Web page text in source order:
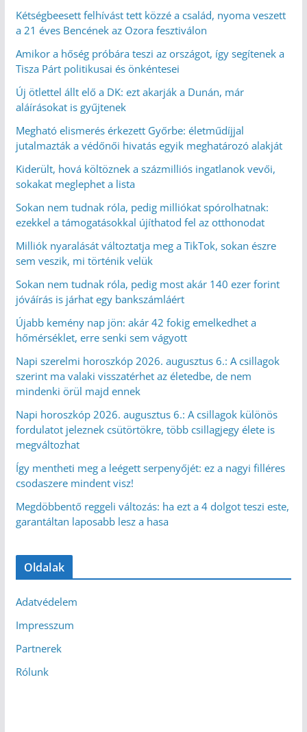
Kétségbeesett felhívást tett közzé a család, nyoma veszett
a 21 éves Bencének az Ozora fesztiválon
Amikor a hőség próbára teszi az országot, így segítenek a
Tisza Párt politikusai és önkéntesei
Új ötlettel állt elő a DK: ezt akarják a Dunán, már
aláírásokat is gyűjtenek
Megható elismerés érkezett Győrbe: életműdíjjal
jutalmazták a védőnői hivatás egyik meghatározó alakját
Kiderült, hová költöznek a százmilliós ingatlanok vevői,
sokakat meglephet a lista
Sokan nem tudnak róla, pedig milliókat spórolhatnak:
ezekkel a támogatásokkal újíthatod fel az otthonodat
Milliók nyaralását változtatja meg a TikTok, sokan észre
sem veszik, mi történik velük
Sokan nem tudnak róla, pedig most akár 140 ezer forint
jóváírás is járhat egy bankszámláért
Újabb kemény nap jön: akár 42 fokig emelkedhet a
hőmérséklet, erre senki sem vágyott
Napi szerelmi horoszkóp 2026. augusztus 6.: A csillagok
szerint ma valaki visszatérhet az életedbe, de nem
mindenki örül majd ennek
Napi horoszkóp 2026. augusztus 6.: A csillagok különös
fordulatot jeleznek csütörtökre, több csillagjegy élete is
megváltozhat
Így mentheti meg a leégett serpenyőjét: ez a nagyi filléres
csodaszere mindent visz!
Megdöbbentő reggeli változás: ha ezt a 4 dolgot teszi este,
garantáltan laposabb lesz a hasa
Oldalak
Adatvédelem
Impresszum
Partnerek
Rólunk